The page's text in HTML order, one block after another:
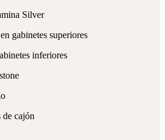
Silver
gabinetes superiores
inferiores
de cajón